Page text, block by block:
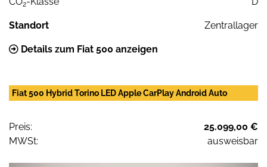
2
Standort Zentrallager
Details zum Fiat 500 anzeigen
Fiat 500 Hybrid Torino LED Apple CarPlay Android Auto
Preis:
25.099,00 €
MWSt:
ausweisbar